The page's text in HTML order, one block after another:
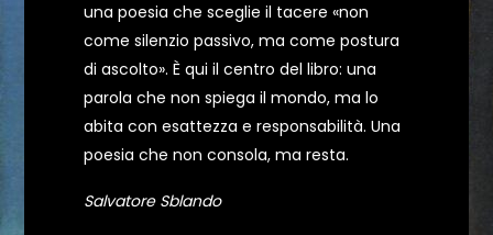
una poesia che sceglie il tacere «non
come silenzio passivo, ma come postura
di ascolto». È qui il centro del libro: una
parola che non spiega il mondo, ma lo
abita con esattezza e responsabilità. Una
poesia che non consola, ma resta.
Salvatore Sblando